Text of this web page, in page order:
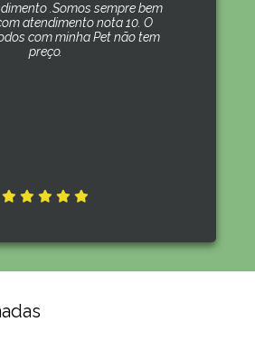
.Somos sempre bem
atendimento nota 10. O
com minha Pet não tem
preço.